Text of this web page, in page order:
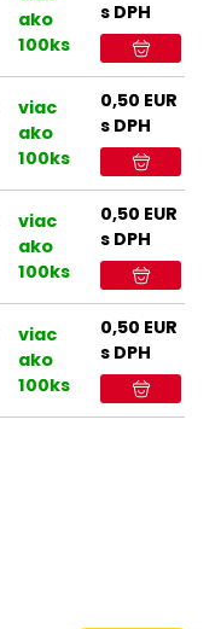
ako
100ks
s DPH
viac
ako
100ks
0,50 EUR
s DPH
viac
ako
100ks
0,50 EUR
s DPH
viac
ako
100ks
0,50 EUR
s DPH